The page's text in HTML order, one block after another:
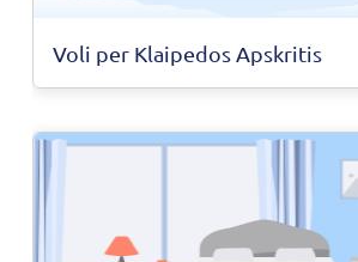
Voli per Klaipedos Apskritis